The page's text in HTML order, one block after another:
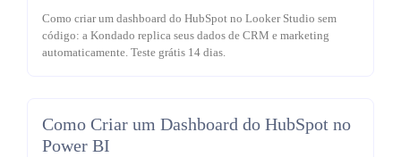
Como criar um dashboard do HubSpot no Looker Studio sem
código: a Kondado replica seus dados de CRM e marketing
automaticamente. Teste grátis 14 dias.
Como Criar um Dashboard do HubSpot no
Power BI